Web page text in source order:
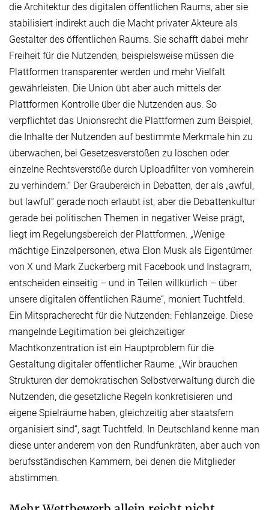
die Architektur des digitalen öffentlichen Raums, aber sie
stabilisiert indirekt auch die Macht privater Akteure als
Gestalter des öffentlichen Raums. Sie schafft dabei mehr
Freiheit für die Nutzenden, beispielsweise müssen die
Plattformen transparenter werden und mehr Vielfalt
gewährleisten. Die Union übt aber auch mittels der
Plattformen Kontrolle über die Nutzenden aus. So
verpflichtet das Unionsrecht die Plattformen zum Beispiel,
die Inhalte der Nutzenden auf bestimmte Merkmale hin zu
überwachen, bei Gesetzesverstößen zu löschen oder
einzelne Rechtsverstöße durch Uploadfilter von vornherein
zu verhindern.“ Der Graubereich in Debatten, der als „awful,
but lawful“ gerade noch erlaubt ist, aber die Debattenkultur
gerade bei politischen Themen in negativer Weise prägt,
liegt im Regelungsbereich der Plattformen. „Wenige
mächtige Einzelpersonen, etwa Elon Musk als Eigentümer
von X und Mark Zuckerberg mit Facebook und Instagram,
entscheiden einseitig – und in Teilen willkürlich – über
unsere digitalen öffentlichen Räume“, moniert Tuchtfeld.
Ein Mitspracherecht für die Nutzenden: Fehlanzeige. Diese
mangelnde Legitimation bei gleichzeitiger
Machtkonzentration ist ein Hauptproblem für die
Gestaltung digitaler öffentlicher Räume. „Wir brauchen
Strukturen der demokratischen Selbstverwaltung durch die
Nutzenden, die gesetzliche Regeln konkretisieren und
eigene Spielräume haben, gleichzeitig aber staatsfern
organisiert sind“, sagt Tuchtfeld. In Deutschland kenne man
diese unter anderem von den Rundfunkräten, aber auch von
berufsständischen Kammern, bei denen die Mitglieder
abstimmen.